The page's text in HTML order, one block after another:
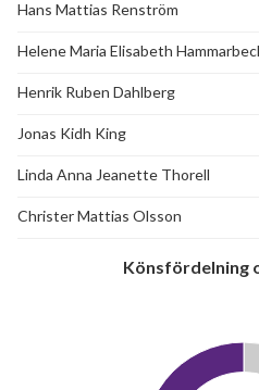
27
Hans Mattias Renström
Helene Maria Elisabeth
Henrik Ruben Dahlberg
Jonas Kidh King
Linda Anna Jeanette Thorell
Christer Mattias Olsson
Könsfördelning